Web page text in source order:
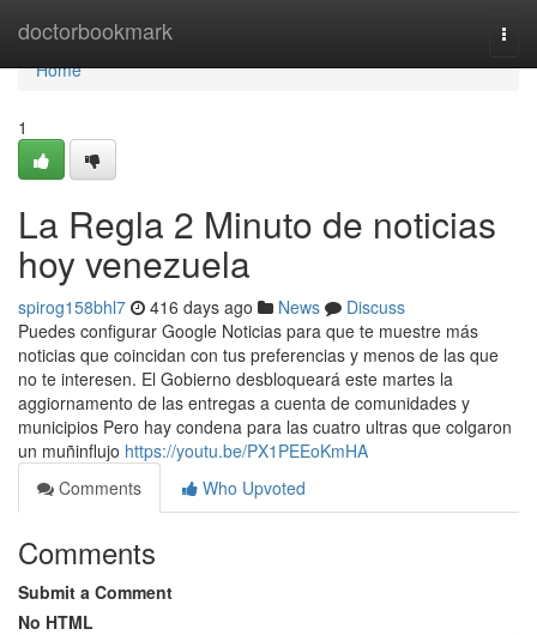
doctorbookmark
Home
Home
1
La Regla 2 Minuto de noticias
hoy venezuela
spirog158bhl7 416 days ago News
Discuss
Puedes configurar Google Noticias para que te muestre más
noticias que coincidan con tus preferencias y menos de las que
no te interesen. El Gobierno desbloqueará este martes la
aggiornamento de las entregas a cuenta de comunidades y
municipios Pero hay condena para las cuatro ultras que colgaron
un muñinflujo https://youtu.be/PX1PEEoKmHA
Comments
Who Upvoted
Comments
Submit a Comment
No HTML